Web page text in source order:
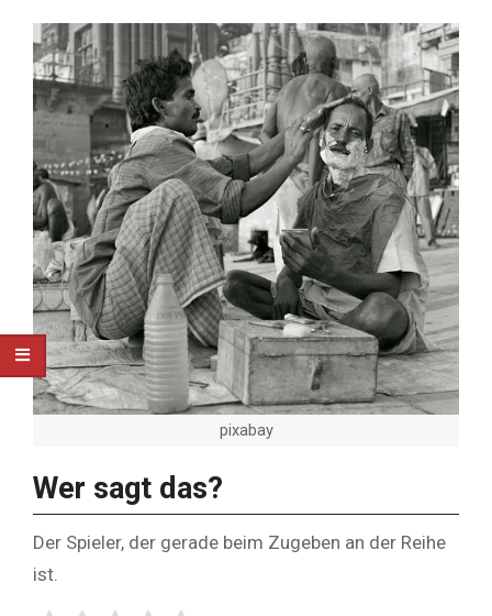
pixabay
Wer sagt das?
Der Spieler, der gerade beim Zugeben an der Reihe
ist.